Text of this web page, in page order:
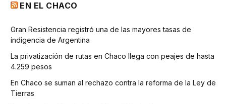
EN EL CHACO
Gran Resistencia registró una de las mayores tasas de
indigencia de Argentina
La privatización de rutas en Chaco llega con peajes de hasta
4.259 pesos
En Chaco se suman al rechazo contra la reforma de la Ley de
Tierras